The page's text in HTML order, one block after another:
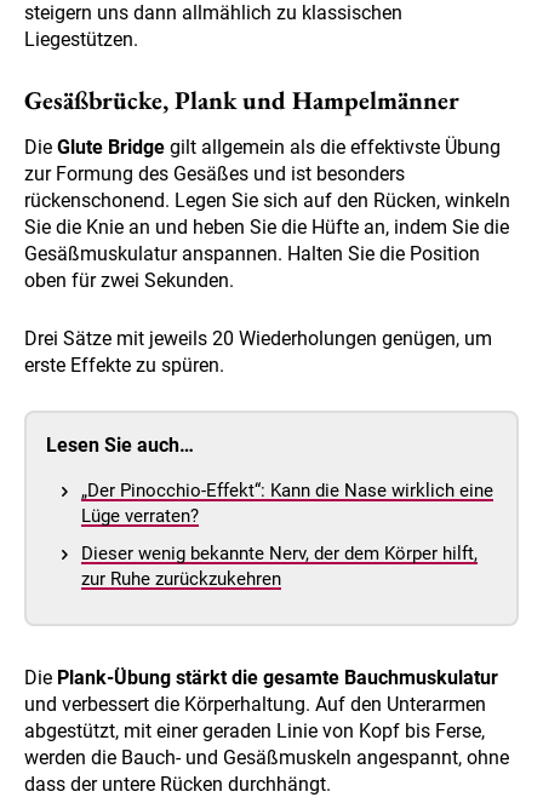
steigern uns dann allmählich zu klassischen
Liegestützen.
Gesäßbrücke, Plank und Hampelmänner
Die Glute Bridge gilt allgemein als die effektivste Übung
zur Formung des Gesäßes und ist besonders
rückenschonend. Legen Sie sich auf den Rücken, winkeln
Sie die Knie an und heben Sie die Hüfte an, indem Sie die
Gesäßmuskulatur anspannen. Halten Sie die Position
oben für zwei Sekunden.
Drei Sätze mit jeweils 20 Wiederholungen genügen, um
erste Effekte zu spüren.
Lesen Sie auch…
„Der Pinocchio-Effekt“: Kann die Nase wirklich eine
Lüge verraten?
Dieser wenig bekannte Nerv, der dem Körper hilft,
zur Ruhe zurückzukehren
Die Plank-Übung stärkt die gesamte Bauchmuskulatur
und verbessert die Körperhaltung. Auf den Unterarmen
abgestützt, mit einer geraden Linie von Kopf bis Ferse,
werden die Bauch- und Gesäßmuskeln angespannt, ohne
dass der untere Rücken durchhängt.